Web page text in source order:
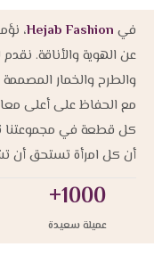
في Hejab Fashion،
عن الهوية والأناقة.
والطرح والخمار المصممة
مع الحفاظ على أعلى
كل قطعة في مجموعتنا
أن كل امرأة تستحق أن
1000+
عميلة سعيدة